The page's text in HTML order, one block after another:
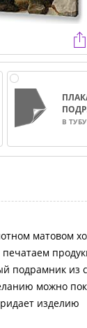
В
матовом
подрамник из
можно
изделию